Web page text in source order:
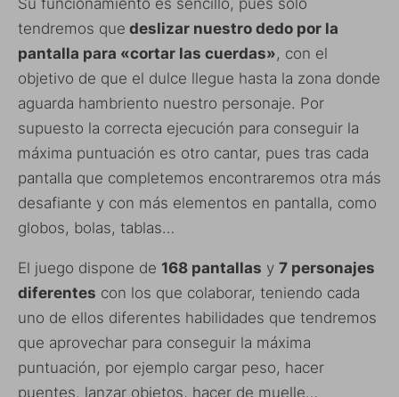
Su funcionamiento es sencillo, pues solo
tendremos que deslizar nuestro dedo por la
pantalla para «cortar las cuerdas», con el
objetivo de que el dulce llegue hasta la zona donde
aguarda hambriento nuestro personaje. Por
supuesto la correcta ejecución para conseguir la
máxima puntuación es otro cantar, pues tras cada
pantalla que completemos encontraremos otra más
desafiante y con más elementos en pantalla, como
globos, bolas, tablas…
El juego dispone de 168 pantallas y 7 personajes
diferentes con los que colaborar, teniendo cada
uno de ellos diferentes habilidades que tendremos
que aprovechar para conseguir la máxima
puntuación, por ejemplo cargar peso, hacer
puentes, lanzar objetos, hacer de muelle…